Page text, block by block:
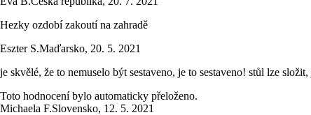
Hezky ozdobí zakoutí na zahradě
Eszter S.Maďarsko, 20. 5. 2021
je skvělé, že to nemuselo být sestaveno, je to sestaveno! stůl lze
Toto hodnocení bylo automaticky přeloženo.
Michaela F.Slovensko, 12. 5. 2021